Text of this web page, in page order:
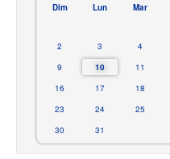
Dim Lun Mar
2
3 4
9
10 11
16
17 18
23
24 25
30
31